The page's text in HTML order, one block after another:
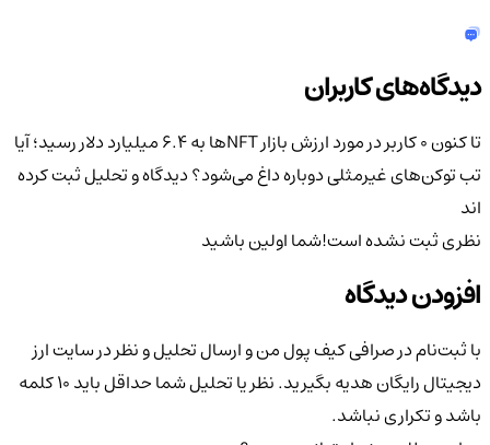
دیدگاه‌های کاربران
تا کنون 0 کاربر در مورد
ارزش بازار NFTها به ۶.۴ میلیارد دلار رسید؛ آیا
تب توکن‌های غیرمثلی دوباره داغ می‌شود؟دیدگاه و تحلیل ثبت کرده
اند
نظری ثبت نشده است!شما اولین باشید
افزودن دیدگاه
با ثبت‌نام در صرافی کیف پول من و ارسال تحلیل و نظر در سایت ارز
دیجیتال رایگان هدیه بگیرید. نظر یا تحلیل شما حداقل باید ۱۰ کلمه
باشد و تکراری نباشد.